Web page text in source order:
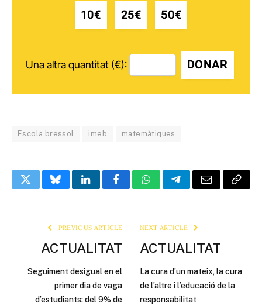
10€ 25€ 50€
Una altra quantitat (€): DONAR
Escola bressol imeb matemàtiques
TwitterBlueskyLinkedInFacebookWhatsAppTelegramEmail Copy
PREVIOUS ARTICLE
ACTUALITAT
Seguiment desigual en el
primer dia de vaga
d’estudiants: del 9% de
NEXT ARTICLE
ACTUALITAT
La cura d’un mateix, la cura
de l’altre i l’educació de la
responsabilitat